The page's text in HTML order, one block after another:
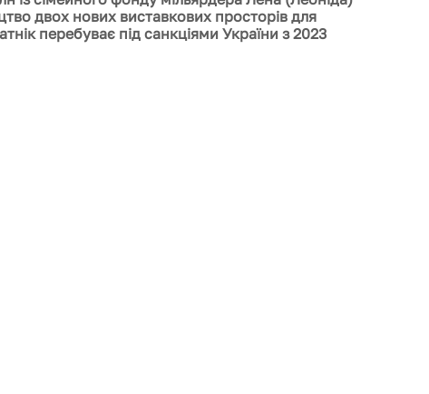
двох нових виставкових просторів для
перебуває під санкціями України з 2023